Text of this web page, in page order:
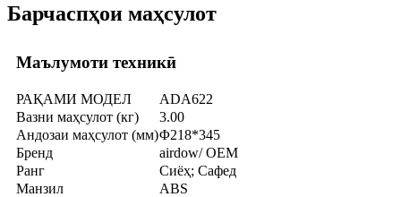
Барчаспҳои маҳсулот
Маълумоти техникӣ
РАҚАМИ МОДЕЛ
ADA622
Вазни маҳсулот (кг)
3.00
Андозаи маҳсулот (мм)Φ218*345
Бренд
airdow/ OEM
Ранг
Сиёҳ; Сафед
Манзил
ABS